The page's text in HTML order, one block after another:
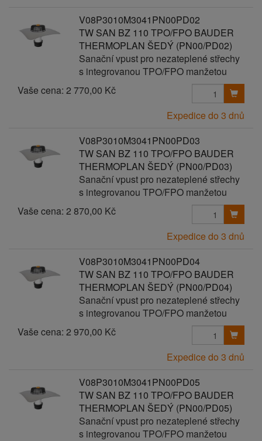
V08P3010M3041PN00PD02
TW SAN BZ 110 TPO/FPO BAUDER
THERMOPLAN ŠEDÝ (PN00/PD02)
Sanační vpust pro nezateplené střechy
s integrovanou TPO/FPO manžetou
Vaše cena: 2 770,00 Kč
Expedice do 3 dnů
V08P3010M3041PN00PD03
TW SAN BZ 110 TPO/FPO BAUDER
THERMOPLAN ŠEDÝ (PN00/PD03)
Sanační vpust pro nezateplené střechy
s integrovanou TPO/FPO manžetou
Vaše cena: 2 870,00 Kč
Expedice do 3 dnů
V08P3010M3041PN00PD04
TW SAN BZ 110 TPO/FPO BAUDER
THERMOPLAN ŠEDÝ (PN00/PD04)
Sanační vpust pro nezateplené střechy
s integrovanou TPO/FPO manžetou
Vaše cena: 2 970,00 Kč
Expedice do 3 dnů
V08P3010M3041PN00PD05
TW SAN BZ 110 TPO/FPO BAUDER
THERMOPLAN ŠEDÝ (PN00/PD05)
Sanační vpust pro nezateplené střechy
s integrovanou TPO/FPO manžetou